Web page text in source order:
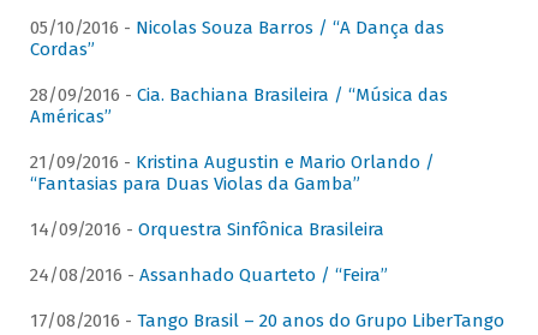
05/10/2016 - Nicolas Souza Barros / “A Dança das
Cordas”
28/09/2016 - Cia. Bachiana Brasileira / “Música das
Américas”
21/09/2016 - Kristina Augustin e Mario Orlando /
“Fantasias para Duas Violas da Gamba”
14/09/2016 - Orquestra Sinfônica Brasileira
24/08/2016 - Assanhado Quarteto / “Feira”
17/08/2016 - Tango Brasil – 20 anos do Grupo LiberTango